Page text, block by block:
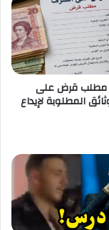
مطلب قرض على
المطلوبة لإيداع